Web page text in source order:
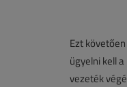
Ezt
ügyelni kell
vezeték